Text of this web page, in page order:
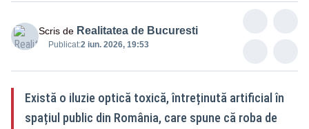
Scris de Realitatea de Bucuresti
Publicat:2 iun. 2026, 19:53
Există o iluzie optică toxică, întreținută artificial în
spațiul public din România, care spune că roba de